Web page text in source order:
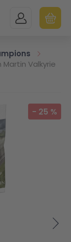
MEIN KONTO
Martin Valkyrie
- 25 %